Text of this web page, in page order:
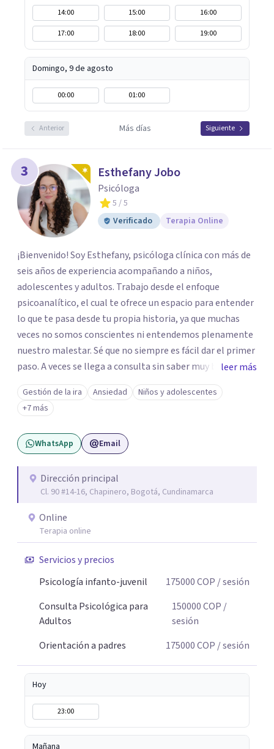
14:00 15:00
16:00
17:00
18:00 19:00
Domingo, 9 de agosto
00:00 01:00
Anterior Más días Siguiente
3 Esthefany Jobo
Psicóloga
5 / 5
Verificado
Terapia Online
¡Bienvenido! Soy Esthefany, psicóloga clínica con más de
seis años de experiencia acompañando a niños,
adolescentes y adultos. Trabajo desde el enfoque
psicoanalítico, el cual te ofrece un espacio para entender
lo que te pasa desde tu propia historia, ya que muchas
veces no somos conscientes ni entendemos plenamente
nuestro malestar. Sé que no siempre es fácil dar el primer
paso. A veces se llega a consulta sin saber muy bien qué
decir, o sintiendo que algo no anda bien pero sin poder
nombrarlo. Mi intención es acompañarte en ese proceso,
sin juicios y a tu propio ritmo, para que lo que hoy te pesa
pueda pensarse y transformarse.
leer más
Gestión de la ira Ansiedad
Niños y adolescentes
+7 más
WhatsApp Email
Dirección principal
Cl. 90 #14-16, Chapinero, Bogotá, Cundinamarca
Online
Terapia online
Servicios y precios
Psicología infanto-juvenil
175000COP / sesión
Consulta Psicológica para
Adultos
150000COP /
sesión
Orientación a padres
175000COP / sesión
Hoy
23:00
Mañana